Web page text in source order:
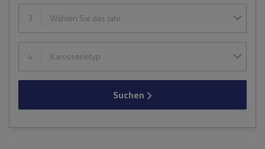
3 Wählen Sie das Jahr
4 Karosserietyp
Suchen